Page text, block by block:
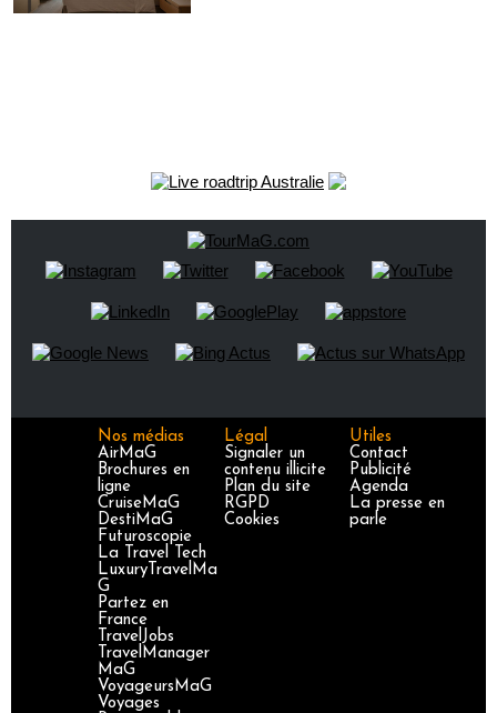
Nos médias
AirMaG
Brochures en
ligne
CruiseMaG
DestiMaG
Futuroscopie
La Travel Tech
LuxuryTravelMa
G
Partez en
France
TravelJobs
TravelManager
MaG
VoyageursMaG
Voyages
Légal
Signaler un
contenu illicite
Plan du site
RGPD
Cookies
Utiles
Contact
Publicité
Agenda
La presse en
parle